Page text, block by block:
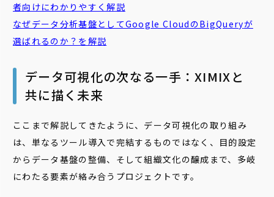
者向けにわかりやすく解説
なぜデータ分析基盤としてGoogle CloudのBigQueryが
選ばれるのか？を解説
データ可視化の次なる一手：XIMIXと
共に描く未来
ここまで解説してきたように、データ可視化の取り組み
は、単なるツール導入で完結するものではなく、目的設定
からデータ基盤の整備、そして組織文化の醸成まで、多岐
にわたる要素が絡み合うプロジェクトです。